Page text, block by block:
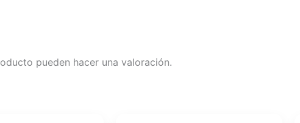
pueden hacer una valoración.